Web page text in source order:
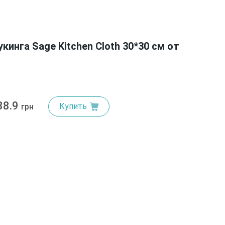
Sage Kitchen Cloth 30*30 см от
грн Купить